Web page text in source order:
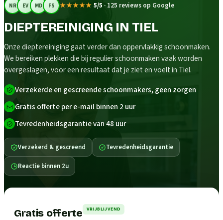
NR EV MD FS ★★★★★ 5/5 · 125 reviews op Google
DIEPTEREINIGING IN TIEL
Onze dieptereiniging gaat verder dan oppervlakkig schoonmaken.
We bereiken plekken die bij regulier schoonmaken vaak worden
overgeslagen, voor een resultaat dat je ziet en voelt in Tiel.
Verzekerde en gescreende schoonmakers, geen zorgen
Gratis offerte per e-mail binnen 2 uur
Tevredenheidsgarantie van 48 uur
Verzekerd & gescreend Tevredenheidsgarantie
Reactie binnen 2u
Gratis offerte VRIJBLIJVEND